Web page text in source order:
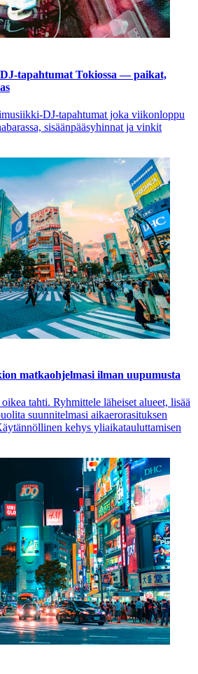
tapahtumat Tokiossa — paikat,
DJ-tapahtumat joka viikonloppu
sisäänpääsyhinnat ja vinkit
matkaohjelmasi ilman uupumusta
tahti. Ryhmittele läheiset alueet, lisää
suunnitelmasi aikaerorasituksen
kehys yliaikatauluttamisen